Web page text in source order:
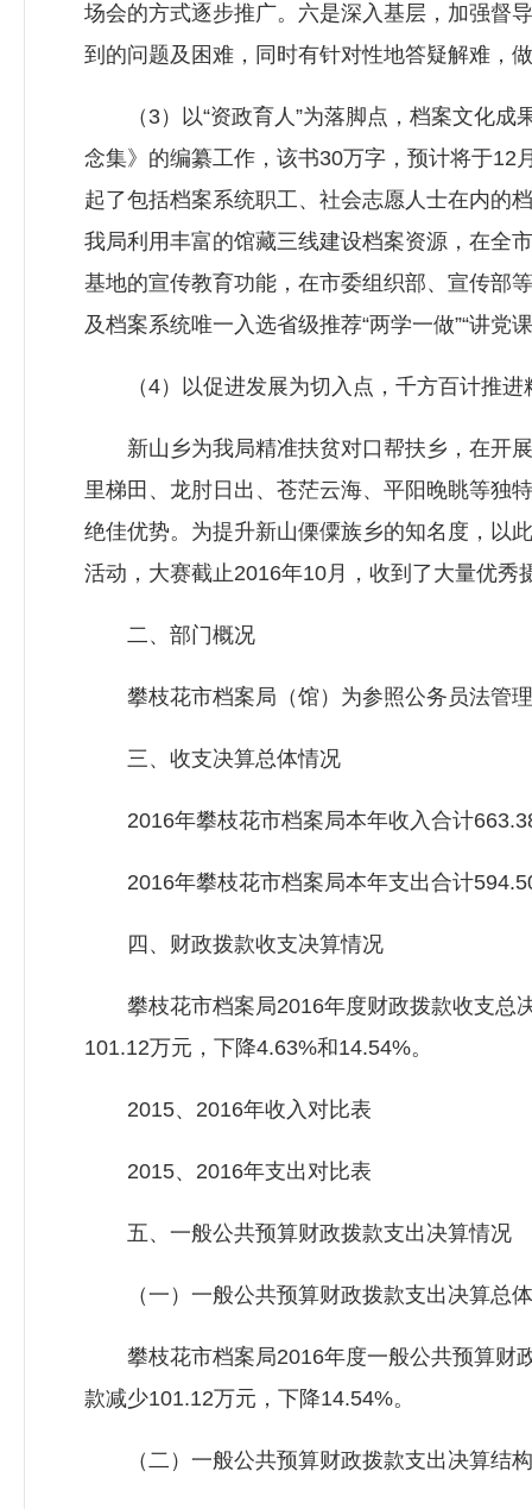
场会的方式逐步推广。六是深入基层，加强督
到的问题及困难，同时有针对性地答疑解难，
（3）以“资政育人”为落脚点，档案文化成
念集》的编纂工作，该书30万字，预计将于12
起了包括档案系统职工、社会志愿人士在内的
我局利用丰富的馆藏三线建设档案资源，在全
基地的宣传教育功能，在市委组织部、宣传部
及档案系统唯一入选省级推荐“两学一做”“讲
（4）以促进发展为切入点，千方百计推进
新山乡为我局精准扶贫对口帮扶乡，在开展
里梯田、龙肘日出、苍茫云海、平阳晚眺等独
绝佳优势。为提升新山傈僳族乡的知名度，以
活动，大赛截止2016年10月，收到了大量优
二、部门概况
攀枝花市档案局（馆）为参照公务员法管
三、收支决算总体情况
2016年攀枝花市档案局本年收入合计
2016年攀枝花市档案局本年支出合计
四、财政拨款收支决算情况
攀枝花市档案局2016年度财政拨款收支总
101.12万元，下降4.63%和14.54%。
2015、2016年收入对比表
2015、2016年支出对比表
五、一般公共预算财政拨款支出决算情况
（一）一般公共预算财政拨款支出决算总
攀枝花市档案局2016年度一般公共预算财政
款减少101.12万元，下降14.54%。
（二）一般公共预算财政拨款支出决算结